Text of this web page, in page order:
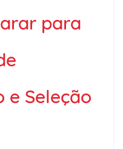
para
e Seleção